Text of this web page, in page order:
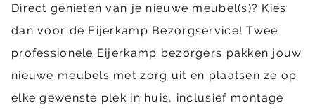
Direct genieten van je nieuwe meubel(s)? Kies
dan voor de Eijerkamp Bezorgservice! Twee
professionele Eijerkamp bezorgers pakken jouw
nieuwe meubels met zorg uit en plaatsen ze op
elke gewenste plek in huis, inclusief montage